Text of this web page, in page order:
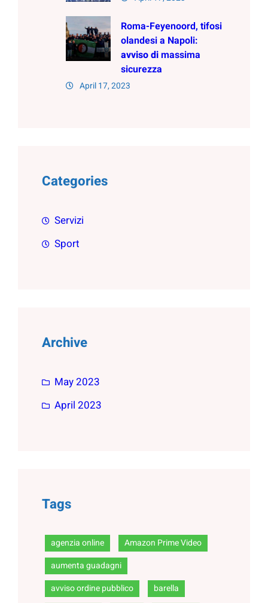
Roma-Feyenoord, tifosi
olandesi a Napoli:
avvisodimassima
sicurezza
April 17, 2023
Categories
Servizi
Sport
Archive
May 2023
April 2023
Tags
agenzia online
Amazon Prime Video
aumenta guadagni
avviso ordine pubblico
barella